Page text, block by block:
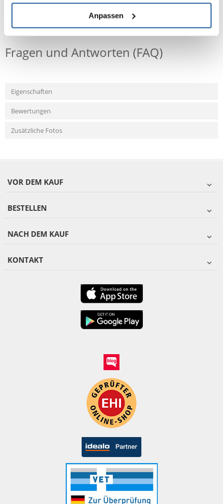
Anpassen
Fragen und Antworten (FAQ)
Eigenschaften
Bewertungen
Zusätzliche Fotos
VOR DEM KAUF
BESTELLEN
NACH DEM KAUF
KONTAKT